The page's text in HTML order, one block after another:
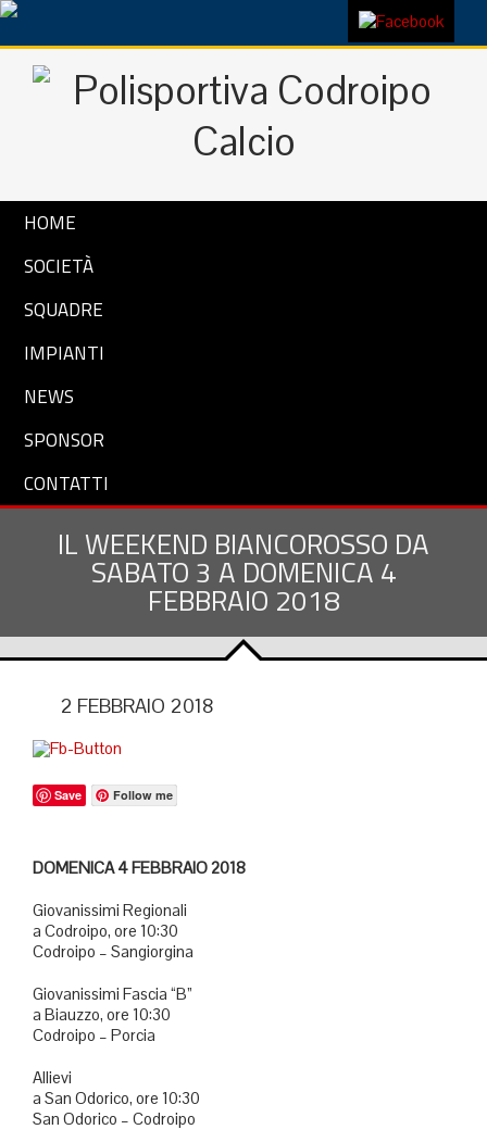
HOME
SOCIETÀ
SQUADRE
IMPIANTI
NEWS
SPONSOR
CONTATTI
IL WEEKEND BIANCOROSSO DA
SABATO 3 A DOMENICA 4
FEBBRAIO 2018
2 FEBBRAIO 2018
Save Follow me
DOMENICA 4 FEBBRAIO 2018
Giovanissimi Regionali
a Codroipo, ore 10:30
Codroipo – Sangiorgina
Giovanissimi Fascia “B”
a Biauzzo, ore 10:30
Codroipo – Porcia
Allievi
a San Odorico, ore 10:30
San Odorico – Codroipo